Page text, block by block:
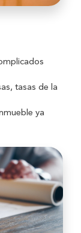
tasas de la
ya